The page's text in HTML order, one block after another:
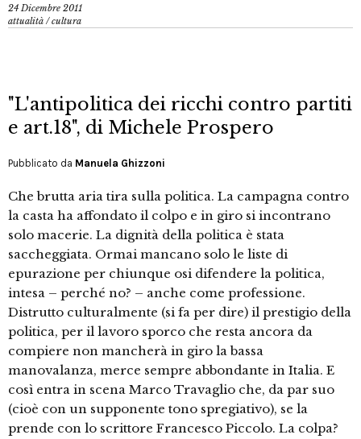
24 Dicembre 2011
attualità /cultura
"L'antipolitica dei ricchi contro partiti
e art.18", di Michele Prospero
Pubblicato da Manuela Ghizzoni
Che brutta aria tira sulla politica. La campagna contro
la casta ha affondato il colpo e in giro si incontrano
solo macerie. La dignità della politica è stata
saccheggiata. Ormai mancano solo le liste di
epurazione per chiunque osi difendere la politica,
intesa – perché no? – anche come professione.
Distrutto culturalmente (si fa per dire) il prestigio della
politica, per il lavoro sporco che resta ancora da
compiere non mancherà in giro la bassa
manovalanza, merce sempre abbondante in Italia. E
così entra in scena Marco Travaglio che, da par suo
(cioè con un supponente tono spregiativo), se la
prende con lo scrittore Francesco Piccolo. La colpa?